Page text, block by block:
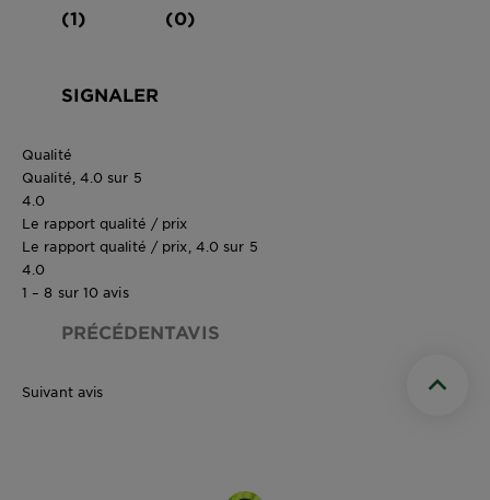
(1) (0)
SIGNALER
Qualité
Qualité, 4.0 sur 5
4.0
Le rapport qualité / prix
Le rapport qualité / prix, 4.0 sur 5
4.0
1 – 8 sur 10 avis
PRÉCÉDENTAVIS
Suivant avis Scroll